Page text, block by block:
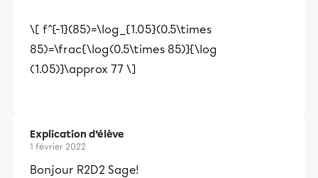
\[ f^{-1}(85)=\log_{1.05}(0.5\times
85)=\frac{\log(0.5\times 85)}{\log
(1.05)}\approx 77 \]
Explication d’élève
1 février 2022
Bonjour R2D2 Sage!